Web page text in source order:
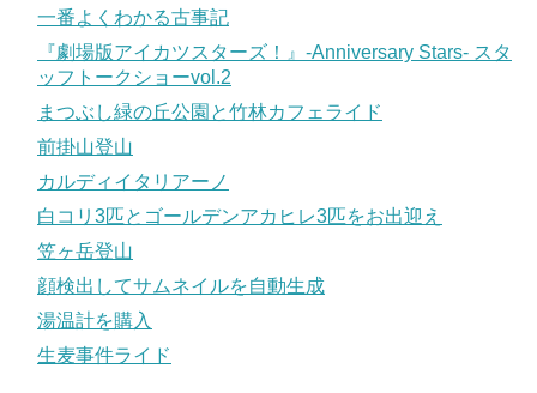
一番よくわかる古事記
『劇場版アイカツスターズ！』-Anniversary Stars- スタ
ッフトークショーvol.2
まつぶし緑の丘公園と竹林カフェライド
前掛山登山
カルディイタリアーノ
白コリ3匹とゴールデンアカヒレ3匹をお出迎え
笠ヶ岳登山
顔検出してサムネイルを自動生成
湯温計を購入
生麦事件ライド